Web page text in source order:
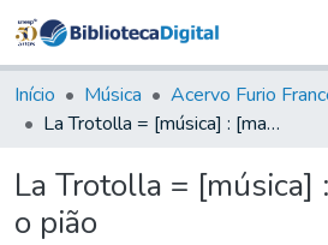
&
Coleções
Tudo na
Digital
Início Música
Acervo Furio
La Trotolla = [música] : [manuscrito ] o pião
La Trotolla = [música]
o pião